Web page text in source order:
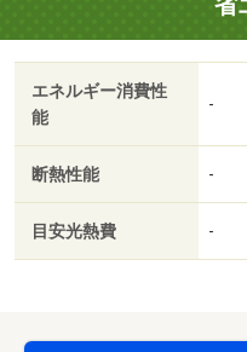
実の、快適に暮らすこと
初期費用はカードで決済
は手間のかかる料理もま
おすすめです。・賃貸保
初回３３，０００円（税
町内会費などの支払委託
いいます）・鍵交換代：
等：シャーメゾンライフ
す。玄関先まで覗き穴を
エネルギー消費性
能
-
断熱性能 -
目安光熱費 -